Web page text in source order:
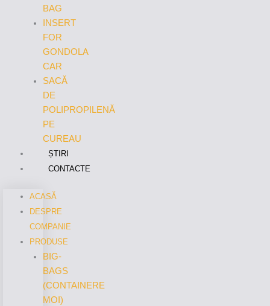
BAG
INSERT
FOR
GONDOLA
CAR
SACĂ
DE
POLIPROPILENĂ
PE
CUREAU
ȘTIRI
CONTACTE
ACASĂ
DESPRE
COMPANIE
PRODUSE
BIG-
BAGS
(CONTAINERE
MOI)